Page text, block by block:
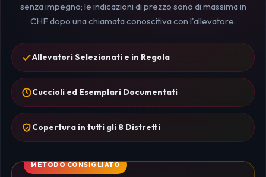
senza impegno; le indicazioni di prezzo sono di massima in
CHF dopo una chiamata conoscitiva con l'allevatore.
Allevatori Selezionati e in Regola
Cuccioli ed Esemplari Documentati
Copertura in tutti gli 8 Distretti